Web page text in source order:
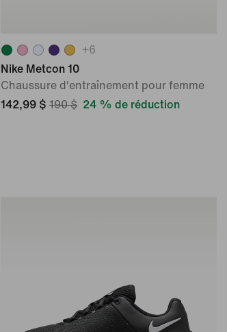
+6
Nike Metcon 10
Chaussure d'entraînement pour femme
142,99 $ 190 $ 24 % de réduction